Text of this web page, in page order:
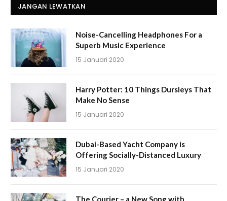
JANGAN LEWATKAN
Noise-Cancelling Headphones For a
Superb Music Experience
15 Januari 2020
Harry Potter: 10 Things Dursleys That
Make No Sense
15 Januari 2020
Dubai-Based Yacht Company is
Offering Socially-Distanced Luxury
15 Januari 2020
The Courier – a New Song with